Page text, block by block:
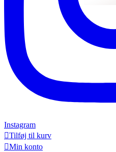
Instagram
Tilføj til kurv
Min konto